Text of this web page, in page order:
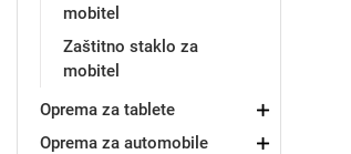
mobitel
Zaštitno staklo za
mobitel
Oprema za tablete
Oprema za automobile
Monogrami